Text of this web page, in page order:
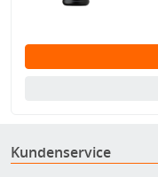
Kundenservice